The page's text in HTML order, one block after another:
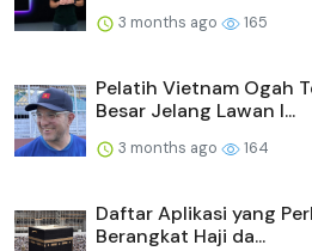
3 months ago 165
Pelatih Vietnam Ogah
Besar Jelang Lawan I...
3 months ago 164
Daftar Aplikasi yang
Berangkat Haji da...